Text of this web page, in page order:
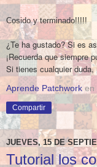
Cosido y terminado!!!!!
¿Te ha gustado? Si es
¡Recuerda que siempre
Si tienes cualquier duda,
Aprende Patchwork en
Compartir
JUEVES, 15 DE
Tutorial los